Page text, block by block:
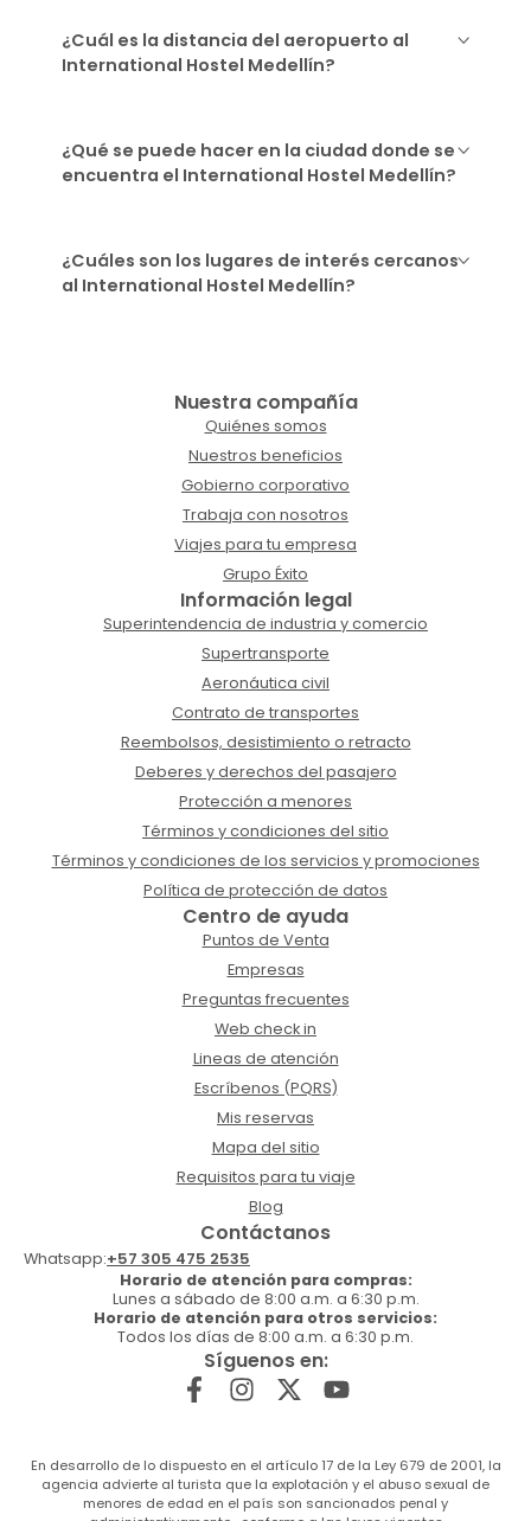
¿Cuál es la distancia del aeropuerto al
International Hostel Medellín?
¿Qué se puede hacer en la ciudad donde se
encuentra el International Hostel Medellín?
¿Cuáles son los lugares de interés cercanos
al International Hostel Medellín?
Nuestra compañía
Quiénes somos
Nuestros beneficios
Gobierno corporativo
Trabaja con nosotros
Viajes para tu empresa
Grupo Éxito
Información legal
Superintendencia de industria y comercio
Supertransporte
Aeronáutica civil
Contrato de transportes
Reembolsos, desistimiento o retracto
Deberes y derechos del pasajero
Protección a menores
Términos y condiciones del sitio
Términos y condiciones de los servicios y promociones
Política de protección de datos
Centro de ayuda
Puntos de Venta
Empresas
Preguntas frecuentes
Web check in
Lineas de atención
Escríbenos (PQRS)
Mis reservas
Mapa del sitio
Requisitos para tu viaje
Blog
Contáctanos
Whatsapp:+57 305 475 2535
Horario de atención para compras:
Lunes a sábado de 8:00 a.m. a 6:30 p.m.
Horario de atención para otros servicios:
Todos los días de 8:00 a.m. a 6:30 p.m.
Síguenos en:
En desarrollo de lo dispuesto en el artículo 17 de la Ley 679 de 2001, la
agencia advierte al turista que la explotación y el abuso sexual de
menores de edad en el país son sancionados penal y